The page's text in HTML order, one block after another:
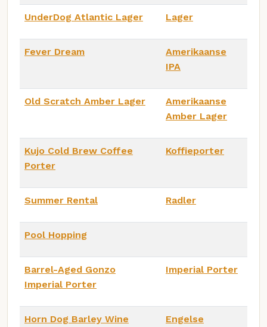
UnderDog Atlantic Lager Lager
Fever Dream
Amerikaanse
IPA
Old Scratch Amber Lager
Amerikaanse
Amber Lager
Kujo Cold Brew Coffee
Porter
Koffieporter
Summer Rental Radler
Pool Hopping
Barrel-Aged Gonzo
Imperial Porter
Imperial Porter
Horn Dog Barley Wine
Engelse